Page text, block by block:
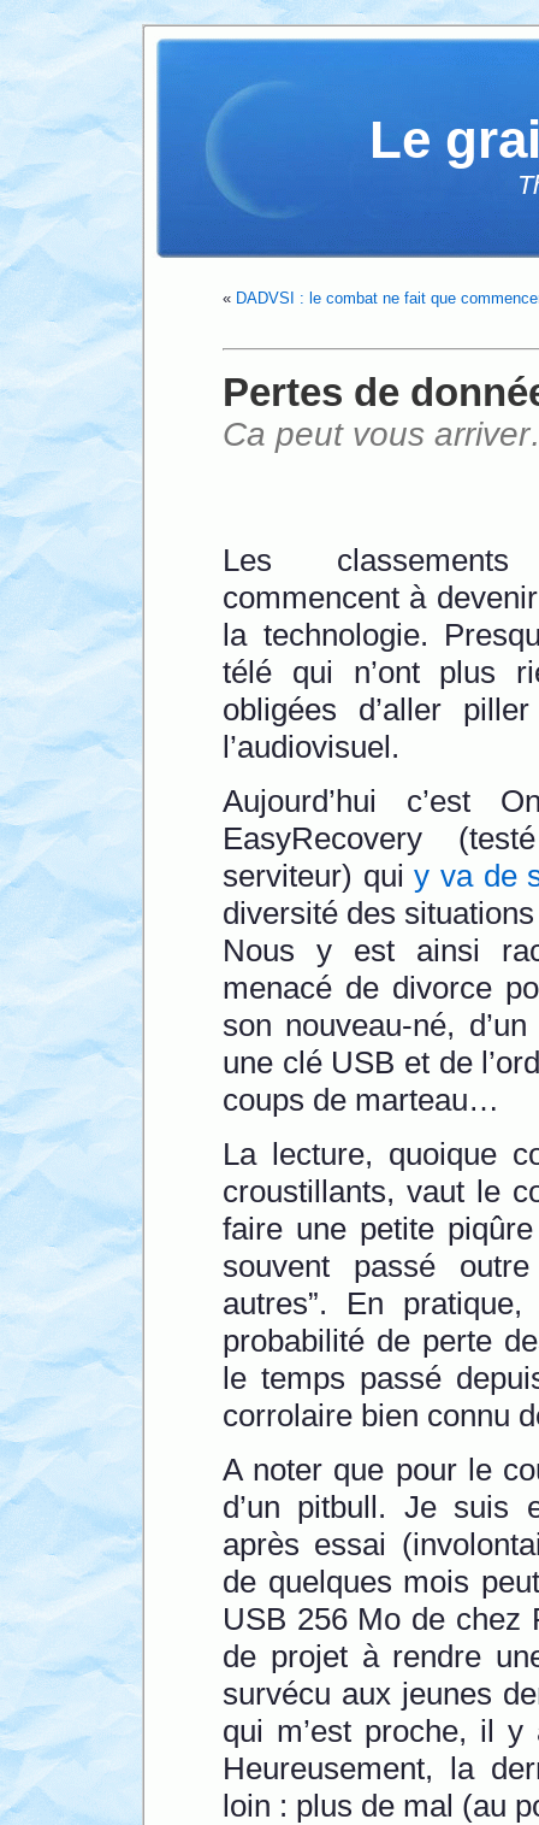
Le
« DADVSI : le combat ne fait que
Pertes de
Ca peut vous
Les classements
commencent à
la technologie.
télé qui n’ont plus
obligées d’aller
l’audiovisuel.
Aujourd’hui c’est
EasyRecovery
serviteur) quiy va de
diversité des
Nous y est ainsi
menacé de divorce
son nouveau-né,
une clé USB et de
coups de marteau…
La lecture, quoique
croustillants, vaut le
faire une petite
souvent passé
autres”. En
probabilité de perte
le temps passé
corrolaire bien connu
A noter que pour le
d’un pitbull. Je suis
après essai
de quelques mois
USB 256 Mo de chez
de projet à rendre
survécu aux jeunes
qui m’est proche, il
Heureusement, la
loin : plus de mal (au